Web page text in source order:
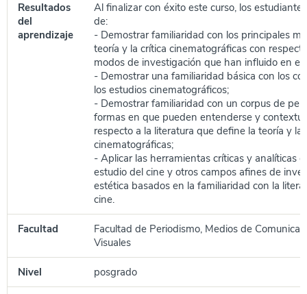
Resultados
del
aprendizaje
Al finalizar con éxito este curso, los
de:
- Demostrar familiaridad con los principales
teoría y la crítica cinematográficas con
modos de investigación que han influido en el
- Demostrar una familiaridad básica con los
los estudios cinematográficos;
- Demostrar familiaridad con un corpus de
formas en que pueden entenderse y
respecto a la literatura que define la teoría y la
cinematográficas;
- Aplicar las herramientas críticas y analíticas
estudio del cine y otros campos afines de
estética basados en la familiaridad con la
cine.
Facultad
Facultad de Periodismo, Medios de
Visuales
Nivel posgrado